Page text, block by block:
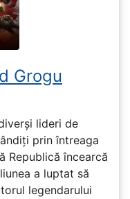
Grogu
lideri de
prin întreaga
Republică încearcă
a luptat să
legendarului